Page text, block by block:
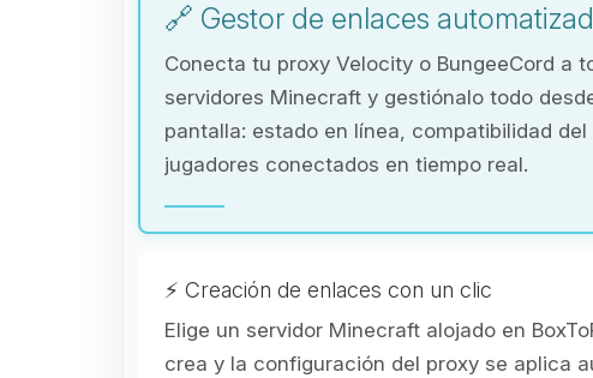
🔗 Gestor de enlaces
Conecta tu proxy Velocity o BungeeCord a
servidores Minecraft y gestiónalo todo
pantalla: estado en línea, compatibilidad del
jugadores conectados en tiempo real.
⚡ Creación de enlaces con un clic
Elige un servidor Minecraft alojado en
crea y la configuración del proxy se aplica